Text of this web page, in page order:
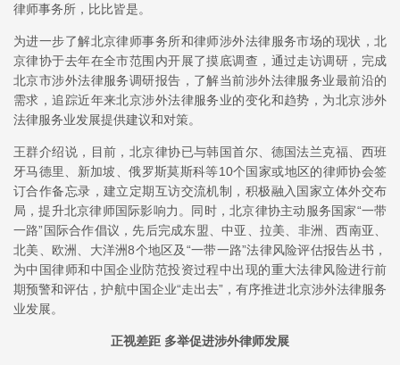
律师事务所，比比皆是。
为进一步了解北京律师事务所和律师涉外法律服务市场的现状，北
京律协于去年在全市范围内开展了摸底调查，通过走访调研，完成
北京市涉外法律服务调研报告，了解当前涉外法律服务业最前沿的
需求，追踪近年来北京涉外法律服务业的变化和趋势，为北京涉外
法律服务业发展提供建议和对策。
王群介绍说，目前，北京律协已与韩国首尔、德国法兰克福、西班
牙马德里、新加坡、俄罗斯莫斯科等10个国家或地区的律师协会签
订合作备忘录，建立定期互访交流机制，积极融入国家立体外交布
局，提升北京律师国际影响力。同时，北京律协主动服务国家“一带
一路”国际合作倡议，先后完成东盟、中亚、拉美、非洲、西南亚、
北美、欧洲、大洋洲8个地区及“一带一路”法律风险评估报告丛书，
为中国律师和中国企业防范投资过程中出现的重大法律风险进行前
期预警和评估，护航中国企业“走出去”，有序推进北京涉外法律服务
业发展。
正视差距 多举促进涉外律师发展